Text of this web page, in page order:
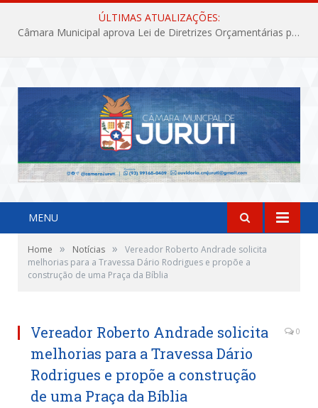
ÚLTIMAS ATUALIZAÇÕES:
Câmara Municipal aprova Lei de Diretrizes Orçamentárias para o exercício financeiro de 2027
MENU
Home » Notícias »
Vereador Roberto Andrade solicita
melhorias para a Travessa Dário Rodrigues e propõe a
construção de uma Praça da Bíblia
Vereador Roberto Andrade solicita
melhorias para a Travessa Dário
Rodrigues e propõe a construção
de uma Praça da Bíblia
0